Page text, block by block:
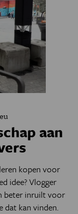
aan
kopen voor
idee? Vlogger
beter inruilt voor
dat kan vinden.